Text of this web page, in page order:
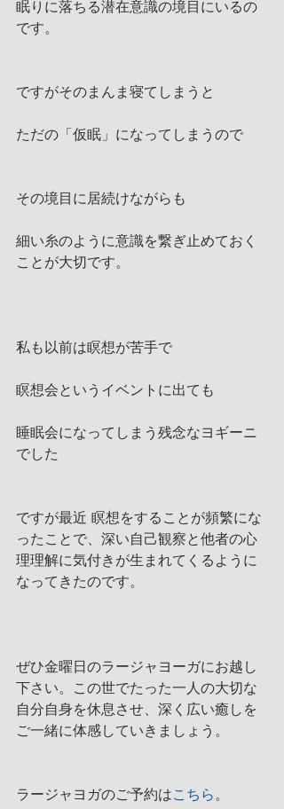
眠りに落ちる潜在意識の境目にいるの
です。
ですがそのまんま寝てしまうと
ただの「仮眠」になってしまうので
その境目に居続けながらも
細い糸のように意識を繋ぎ止めておく
ことが大切です。
私も以前は瞑想が苦手で
瞑想会というイベントに出ても
睡眠会になってしまう残念なヨギーニ
でした
ですが最近 瞑想をすることが頻繁にな
ったことで、深い自己観察と他者の心
理理解に気付きが生まれてくるように
なってきたのです。
ぜひ金曜日のラージャヨーガにお越し
下さい。この世でたった一人の大切な
自分自身を休息させ、深く広い癒しを
ご一緒に体感していきましょう。
ラージャヨガのご予約はこちら。